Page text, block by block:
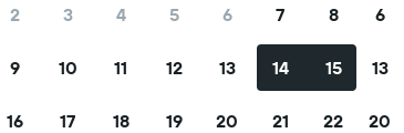
無料キャンセル、無料朝食などで絞り込みできます。
2 3 4 5 6 7 8
9 10 11 12 13 14 15
16 17 18 19 20 21 22
6
13
20